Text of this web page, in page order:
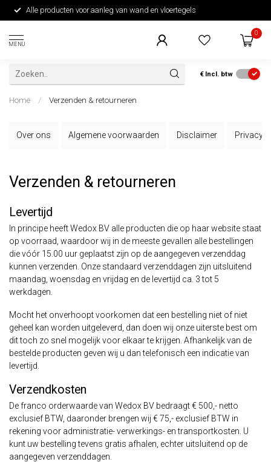
Alle producten voor aanleg van wand en vloertegels
MENU
0
€ Incl. btw
Home / Verzenden & retourneren
Over ons Algemene voorwaarden Disclaimer Privacy
Verzenden & retourneren
Levertijd
In principe heeft Wedox BV alle producten die op haar website staat
op voorraad, waardoor wij in de meeste gevallen alle bestellingen
die vóór 15.00 uur geplaatst zijn op de aangegeven verzenddag
kunnen verzenden. Onze standaard verzenddagen zijn uitsluitend
maandag, woensdag en vrijdag en de levertijd ca. 3 tot 5
werkdagen.
Mocht het onverhoopt voorkomen dat een bestelling niet of niet
geheel kan worden uitgeleverd, dan doen wij onze uiterste best om
dit toch zo snel mogelijk voor elkaar te krijgen. Afhankelijk van de
bestelde producten geven wij u dan telefonisch een indicatie van
levertijd.
Verzendkosten
De franco orderwaarde van Wedox BV bedraagt € 500,- netto
exclusief BTW, daaronder brengen wij € 75,- exclusief BTW in
rekening voor administratie- verwerkings- en transportkosten. U
kunt uw bestelling tevens gratis afhalen, echter uitsluitend op de
aangegeven verzenddagen.